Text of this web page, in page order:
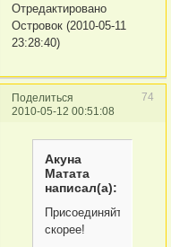
Отредактировано
Островок (2010-05-11
23:28:40)
Поделиться
74
2010-05-12 00:51:08
Акуна
Матата
написал(а):
Присоединяйтесь
скорее!